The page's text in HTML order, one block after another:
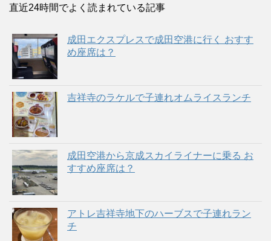
直近24時間でよく読まれている記事
成田エクスプレスで成田空港に行く おすす
め座席は？
吉祥寺のラケルで子連れオムライスランチ
成田空港から京成スカイライナーに乗る お
すすめ座席は？
アトレ吉祥寺地下のハーブスで子連れラン
チ